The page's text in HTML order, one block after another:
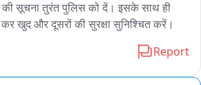
की सूचना तुरंत पुलिस को दें। इसके साथ ही
खुद और दूसरों की सुरक्षा सुनिश्चित करें।
Report